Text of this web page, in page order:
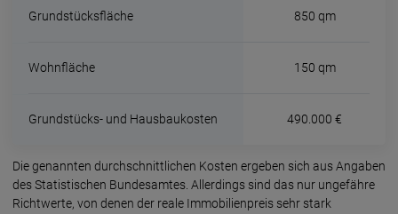
Grundstücksfläche 850 qm
Wohnfläche 150 qm
Grundstücks- und Hausbaukosten 490.000 €
Die genannten durch­schnitt­lichen Kosten ergeben sich aus Angaben
des Statistischen Bundes­amtes. Allerdings sind das nur ungefähre
Richtwerte, von denen der reale Immobilienpreis sehr stark